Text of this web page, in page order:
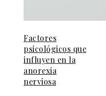
Factores
psicológicos que
influyen en la
anorexia
nerviosa